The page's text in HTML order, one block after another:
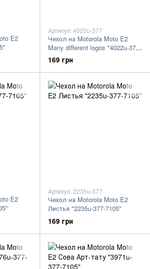
E2
Артикул: 4022u-377
Чехол на Motorola Moto E2
Many different logos "4022u-377-
7105"
169 грн
E2
Артикул: 2235u-377
Чехол на Motorola Moto E2
Листья "2235u-377-7105"
169 грн